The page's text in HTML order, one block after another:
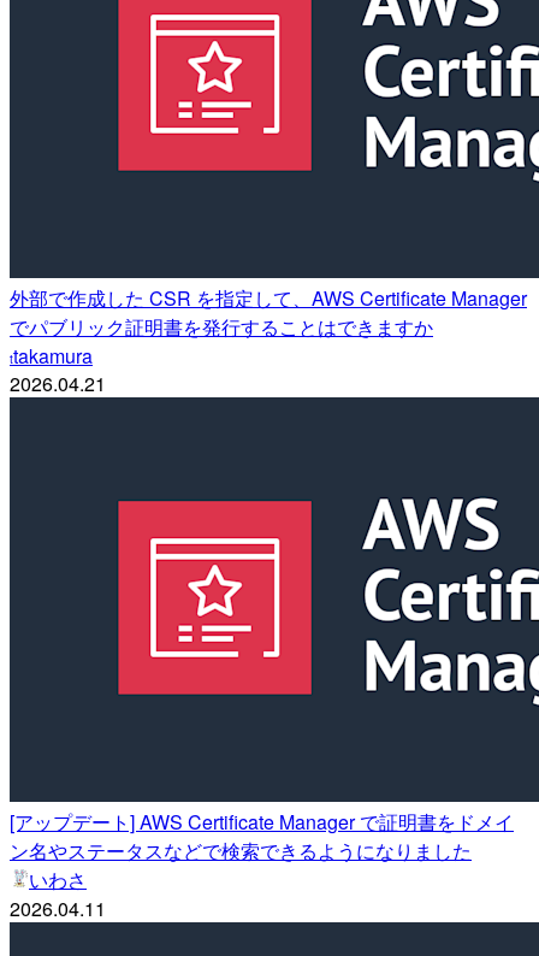
外部で作成した CSR を指定して、AWS Certificate Manager
でパブリック証明書を発行することはできますか
ttakamura
2026.04.21
[アップデート] AWS Certificate Manager で証明書をドメイ
ン名やステータスなどで検索できるようになりました
いわさ
2026.04.11